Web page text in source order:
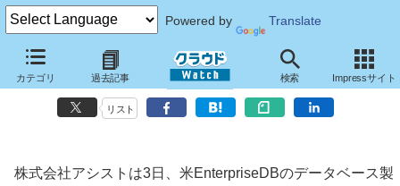
Powered by Translate
カテゴリ 過去記事 検索 Impressサイト
アシスト、米EnterpriseDBのデータベース製品「Postgres Plus
Advanced Server」を販売開始
リスト
株式会社アシストは3日、米EnterpriseDBのデータベース製